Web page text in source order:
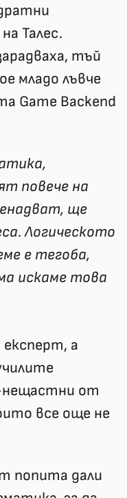
Талес.
тъй
младо лъвче
Game Backend
повече на
ще
Логическото
е тегоба,
искаме това
а
нещастни от
все още не
попита дали